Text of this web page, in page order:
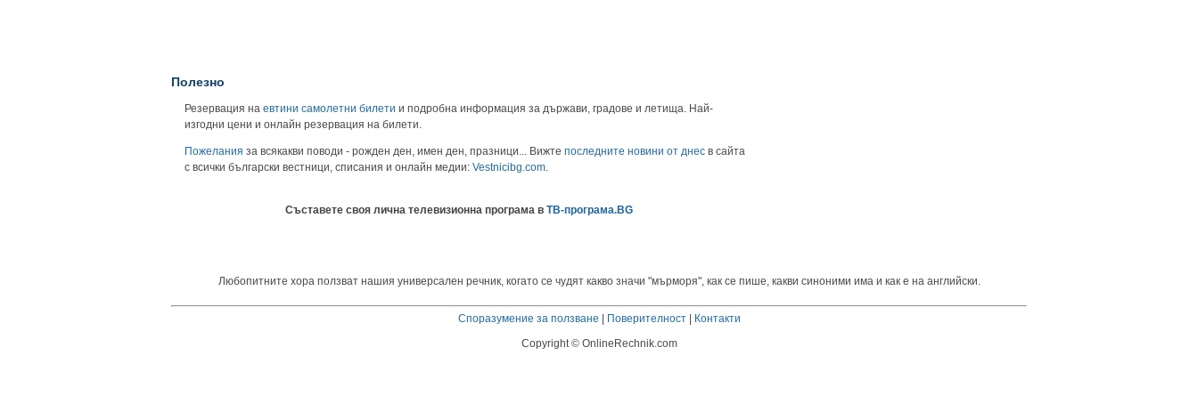
Полезно
Резервация на евтини самолетни билети и подробна информация за държави, градове и летища. Най-
изгодни цени и онлайн резервация на билети.
Пожелания за всякакви поводи - рожден ден, имен ден, празници... Вижте последните новини от днес в сайта
с всички български вестници, списания и онлайн медии: Vestnicibg.com.
Съставете своя лична телевизионна програма в ТВ-програма.BG
Любопитните хора ползват нашия универсален речник, когато се чудят какво значи "мърморя", как се пише, какви синоними има и как е на английски.
Споразумение за ползване Поверителност|
Контакти
Copyright © OnlineRechnik.com